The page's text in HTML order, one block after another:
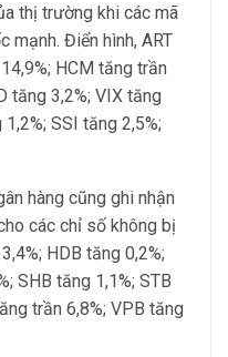
thị trường khi các mã
mạnh. Điển hình, ART
HCM tăng trần
tăng 3,2%; VIX tăng
SSI tăng 2,5%;
hàng cũng ghi nhận
các chỉ số không bị
HDB tăng 0,2%;
SHB tăng 1,1%; STB
trần 6,8%; VPB tăng